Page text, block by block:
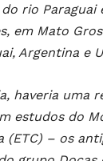
rio
em Mato
Argentina
haveria uma
estudos do
(ETC) – os